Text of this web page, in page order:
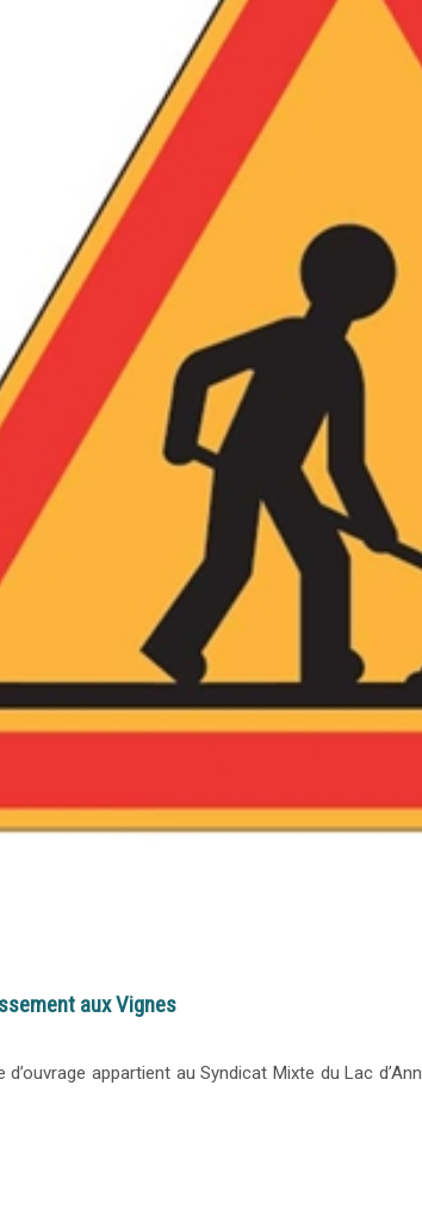
aux Vignes
d’ouvrage appartient au Syndicat Mixte du Lac